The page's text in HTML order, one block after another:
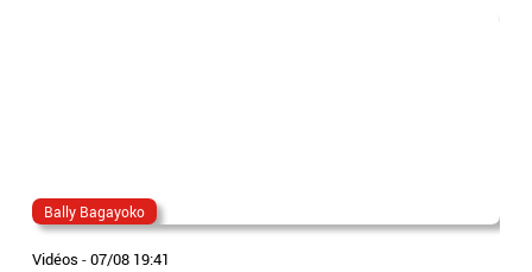
Bally Bagayoko
Vidéos -07/08 19:41